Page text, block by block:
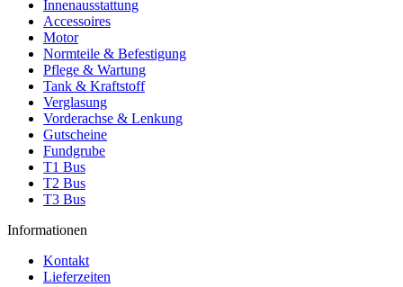
Innenausstattung
Accessoires
Motor
Normteile & Befestigung
Pflege & Wartung
Tank & Kraftstoff
Verglasung
Vorderachse & Lenkung
Gutscheine
Fundgrube
T1 Bus
T2 Bus
T3 Bus
Informationen
Kontakt
Lieferzeiten